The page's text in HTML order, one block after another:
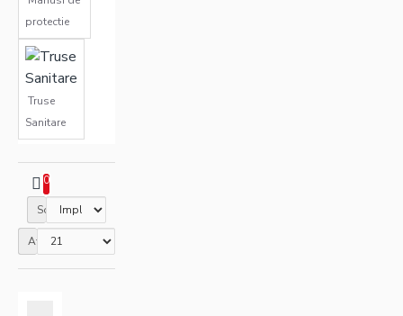
protectie
Truse
Sanitare
0
Sortare
Afisare